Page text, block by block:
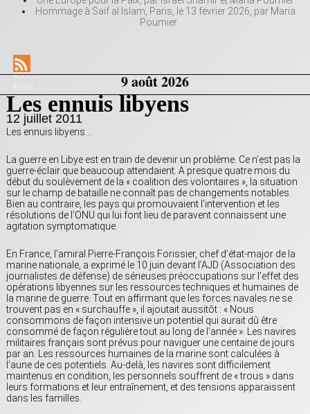
Hommage à Saif al Islam, Paris, le 13 février 2026, par Maria
Poumier
RSS
9 août 2026
Les ennuis libyens
12 juillet 2011
Les ennuis libyens…
La guerre en Libye est en train de devenir un problème. Ce n’est pas la
guerre-éclair que beaucoup attendaient. A presque quatre mois du
début du soulèvement de la « coalition des volontaires », la situation
sur le champ de bataille ne connaît pas de changements notables.
Bien au contraire, les pays qui promouvaient l’intervention et les
résolutions de l’ONU qui lui font lieu de paravent connaissent une
agitation symptomatique.
En France, l’amiral Pierre-François Forissier, chef d’état-major de la
marine nationale, a exprimé le 10 juin devant l’AJD (Association des
journalistes de défense) de sérieuses préoccupations sur l’effet des
opérations libyennes sur les ressources techniques et humaines de
la marine de guerre. Tout en affirmant que les forces navales ne se
trouvent pas en « surchauffe », il ajoutait aussitôt : « Nous
consommons de façon intensive un potentiel qui aurait dû être
consommé de façon régulière tout au long de l’année ». Les navires
militaires français sont prévus pour naviguer une centaine de jours
par an. Les ressources humaines de la marine sont calculées à
l’aune de ces potentiels. Au-delà, les navires sont difficilement
maintenus en condition, les personnels souffrent de « trous » dans
leurs formations et leur entraînement, et des tensions apparaissent
dans les familles.